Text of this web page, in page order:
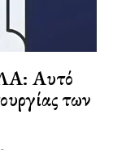
Αυτό
των
-